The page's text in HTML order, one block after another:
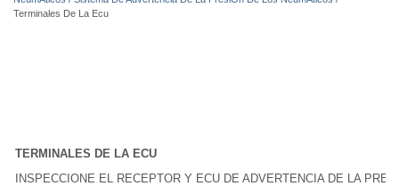
Terminales De La Ecu
TERMINALES DE LA ECU
INSPECCIONE EL RECEPTOR Y ECU DE ADVERTENCIA DE LA